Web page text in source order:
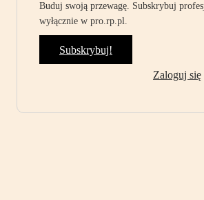
Buduj swoją przewagę. Subskrybuj
wyłącznie w pro.rp.pl.
Subskrybuj!
Zaloguj się